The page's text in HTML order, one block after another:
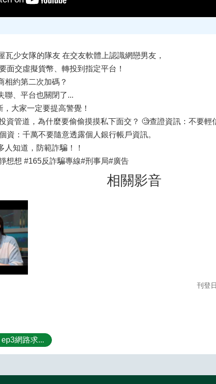
瓦少女隊的隊友 在交友軟體上認識網戀男友，
面交虛擬貨幣、轉投到指定平台！
相約第二次加碼？
聯、平台也關閉了...
大家一定要提⾼警覺！
資管道，為什麼要偷偷摸摸私下面交？ 🧐查證資訊：不要輕
資：千萬不要隨意透露個人銀行帳戶資訊。
人知道，防範詐騙！！
想想 #165反詐騙專線#刑事局#廣告
相關影音
刊登
網路求...